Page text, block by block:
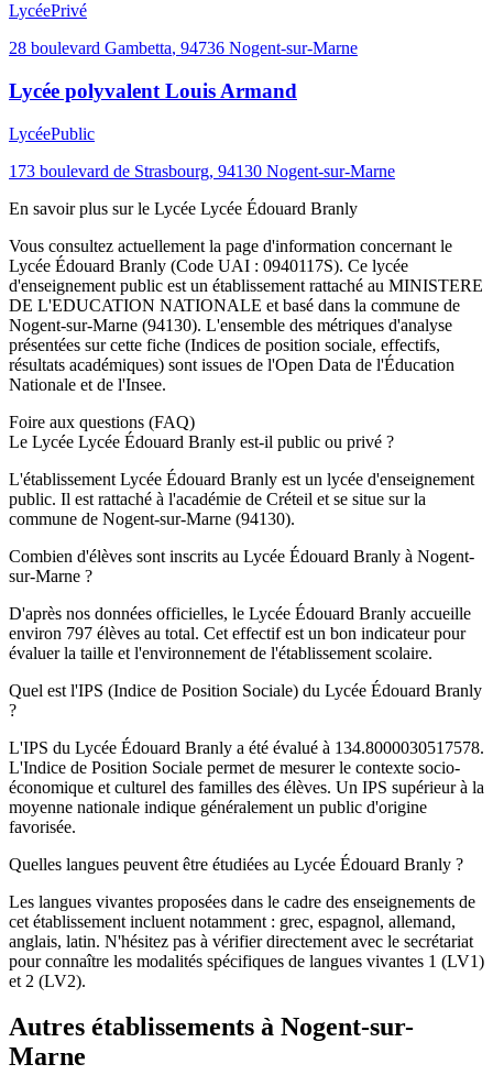
LycéePrivé
28 boulevard Gambetta, 94736 Nogent-sur-Marne
Lycée polyvalent Louis Armand
LycéePublic
173 boulevard de Strasbourg, 94130 Nogent-sur-Marne
En savoir plus sur le Lycée Lycée Édouard Branly
Vous consultez actuellement la page d'information concernant le
Lycée Édouard Branly (Code UAI : 0940117S). Ce lycée
d'enseignement public est un établissement rattaché au MINISTERE
DE L'EDUCATION NATIONALE et basé dans la commune de
Nogent-sur-Marne (94130). L'ensemble des métriques d'analyse
présentées sur cette fiche (Indices de position sociale, effectifs,
résultats académiques) sont issues de l'Open Data de l'Éducation
Nationale et de l'Insee.
Foire aux questions (FAQ)
Le Lycée Lycée Édouard Branly est-il public ou privé ?
L'établissement Lycée Édouard Branly est un lycée d'enseignement
public. Il est rattaché à l'académie de Créteil et se situe sur la
commune de Nogent-sur-Marne (94130).
Combien d'élèves sont inscrits au Lycée Édouard Branly à Nogent-
sur-Marne ?
D'après nos données officielles, le Lycée Édouard Branly accueille
environ 797 élèves au total. Cet effectif est un bon indicateur pour
évaluer la taille et l'environnement de l'établissement scolaire.
Quel est l'IPS (Indice de Position Sociale) du Lycée Édouard Branly
?
L'IPS du Lycée Édouard Branly a été évalué à 134.8000030517578.
L'Indice de Position Sociale permet de mesurer le contexte socio-
économique et culturel des familles des élèves. Un IPS supérieur à la
moyenne nationale indique généralement un public d'origine
favorisée.
Quelles langues peuvent être étudiées au Lycée Édouard Branly ?
Les langues vivantes proposées dans le cadre des enseignements de
cet établissement incluent notamment : grec, espagnol, allemand,
anglais, latin. N'hésitez pas à vérifier directement avec le secrétariat
pour connaître les modalités spécifiques de langues vivantes 1 (LV1)
et 2 (LV2).
Autres établissements à Nogent-sur-
Marne